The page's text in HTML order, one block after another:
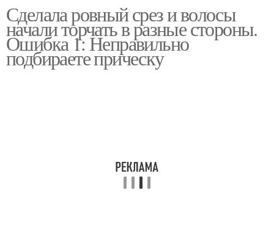
Боб с ровным срезом
Сделала ровный срез и волосы
начали торчать в разные стороны.
Ошибка 1: Неправильно
подбираете прическу